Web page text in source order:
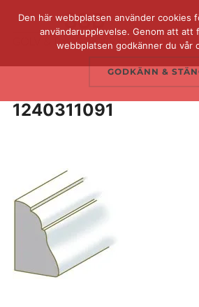
1240311091
Den här webbplatsen använder cookies
användarupplevelse. Genom att att
webbplatsen godkänner du vår
GODKÄNN &